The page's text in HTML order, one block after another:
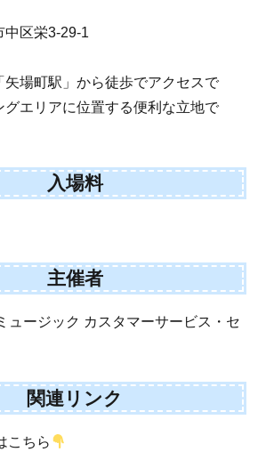
中区栄3-29-1
矢場町駅」から徒歩でアクセスで
グエリアに位置する便利な立地で
入場料
主催者
ュージック カスタマーサービス・セ
関連リンク
こちら